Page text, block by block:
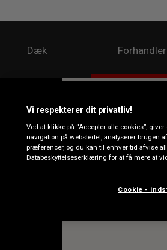
Dæk
Vi respekterer dit privatliv!
Ved at klikke på “Accepter alle cookies”,
navigation på webstedet, analyserer
præferencer, og du kan til enhver tid afvise
Databeskyttelseserklæring for at få mere at
Cookie -